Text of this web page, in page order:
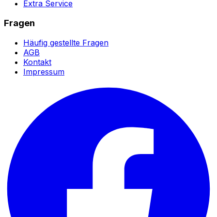
Extra Service
Fragen
Häufig gestellte Fragen
AGB
Kontakt
Impressum